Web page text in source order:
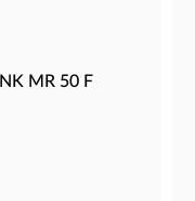
MR 50 F